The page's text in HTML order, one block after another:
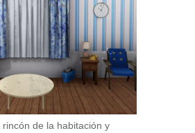
rincón de la habitación y